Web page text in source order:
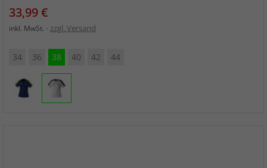
Preis
33,99 €
inkl. MwSt. zzgl. Versand
34 36 38 40 42 44